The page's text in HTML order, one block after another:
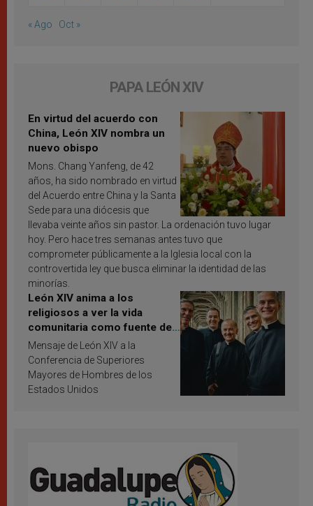
« Ago Oct »
PAPA LEÓN XIV
En virtud del acuerdo con
China, León XIV nombra un
nuevo obispo
Mons. Chang Yanfeng, de 42
años, ha sido nombrado en virtud
del Acuerdo entre China y la Santa
Sede para una diócesis que
llevaba veinte años sin pastor. La ordenación tuvo lugar
hoy. Pero hace tres semanas antes tuvo que
comprometer públicamente a la Iglesia local con la
controvertida ley que busca eliminar la identidad de las
minorías.
León XIV anima a los
religiosos a ver la vida
comunitaria como fuente de
inspiración y santificación
Mensaje de León XIV a la
Conferencia de Superiores
Mayores de Hombres de los
Estados Unidos